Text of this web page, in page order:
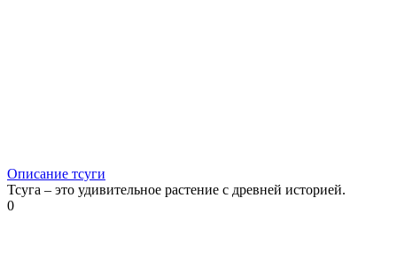
Описание тсуги
Тсуга – это удивительное растение с древней историей.
0